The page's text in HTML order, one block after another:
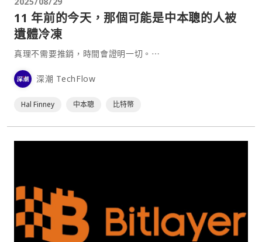
11 年前的今天，那個可能是中本聰的人被
遺體冷凍
真理不需要推銷，時間會證明一切。⋯
深潮 TechFlow
Hal Finney 中本聰 比特幣